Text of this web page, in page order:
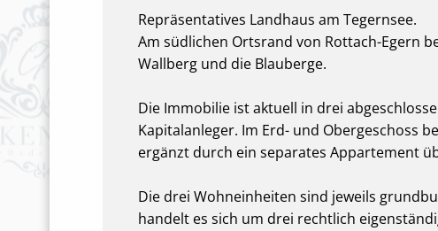
Repräsentatives Landhaus am Tegernsee.
Am südlichen Ortsrand von Rottach-Egern
Wallberg und die Blauberge.
Die Immobilie ist aktuell in drei
Kapitalanleger. Im Erd- und Obergeschoss
ergänzt durch ein separates Appartement
Die drei Wohneinheiten sind jeweils
handelt es sich um drei rechtlich